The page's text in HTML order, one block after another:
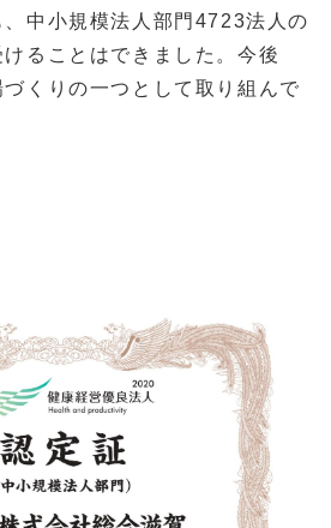
中小規模法人部門4723法人の
ることはできました。今後
くりの一つとして取り組んで